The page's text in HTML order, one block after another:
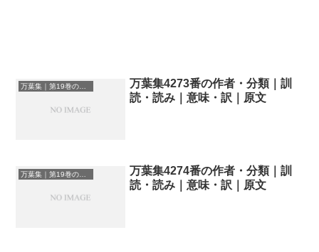
万葉集｜第19巻の和歌一覧
万葉集4273番の作者・分類｜訓
読・読み｜意味・訳｜原文
万葉集｜第19巻の和歌一覧
万葉集4274番の作者・分類｜訓
読・読み｜意味・訳｜原文